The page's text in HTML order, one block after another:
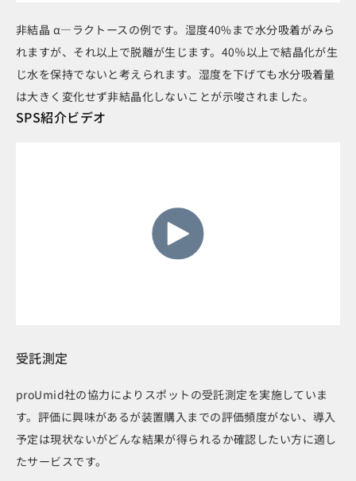
非結晶 α―ラクトースの例です。湿度40%まで水分吸着がみら
れますが、それ以上で脱離が生じます。40％以上で結晶化が生
じ水を保持でないと考えられます。湿度を下げても水分吸着量
は大きく変化せず非結晶化しないことが示唆されました。
SPS紹介ビデオ
受託測定
proUmid社の協力によりスポットの受託測定を実施していま
す。評価に興味があるが装置購入までの評価頻度がない、導入
予定は現状ないがどんな結果が得られるか確認したい方に適し
たサービスです。